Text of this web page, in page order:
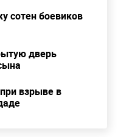
сотен боевиков
дверь
взрыве в